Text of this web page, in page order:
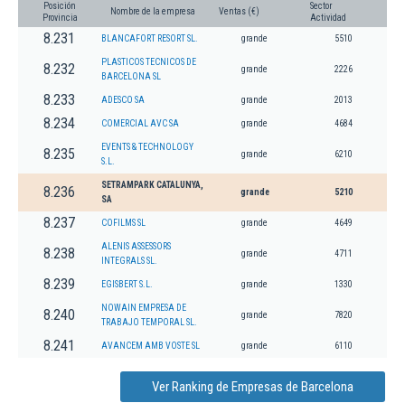
Posición
Provincia
Nombre de la empresa Ventas (€)
Sector
Actividad
8.231 BLANCAFORT RESORT SL. grande 5510
8.232
PLASTICOS TECNICOS DE
BARCELONA SL
grande 2226
8.233 ADESCO SA grande 2013
8.234 COMERCIAL AVC SA grande 4684
8.235
EVENTS & TECHNOLOGY
S.L.
grande 6210
8.236
SETRAMPARK CATALUNYA,
SA
grande 5210
8.237 COFILMS SL grande 4649
8.238
ALENIS ASSESSORS
INTEGRALS SL.
grande 4711
8.239 EGISBERT S.L. grande 1330
8.240
NOWAIN EMPRESA DE
TRABAJO TEMPORAL SL.
grande 7820
8.241 AVANCEM AMB VOSTE SL grande 6110
Ver Ranking de Empresas de Barcelona